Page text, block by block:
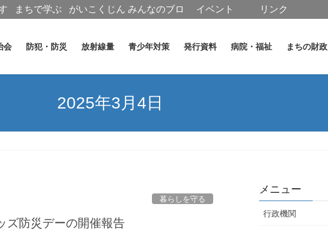
会 防犯・防災 放射線量 青少年対策 発行資料 病院・福祉 まちの財政
2025年3月4日
暮らしを守る
ズ防災デーの開催報告
メニュー
行政機関
まちで学ぶ がいこくじん みんなのブロ
イベント リンク